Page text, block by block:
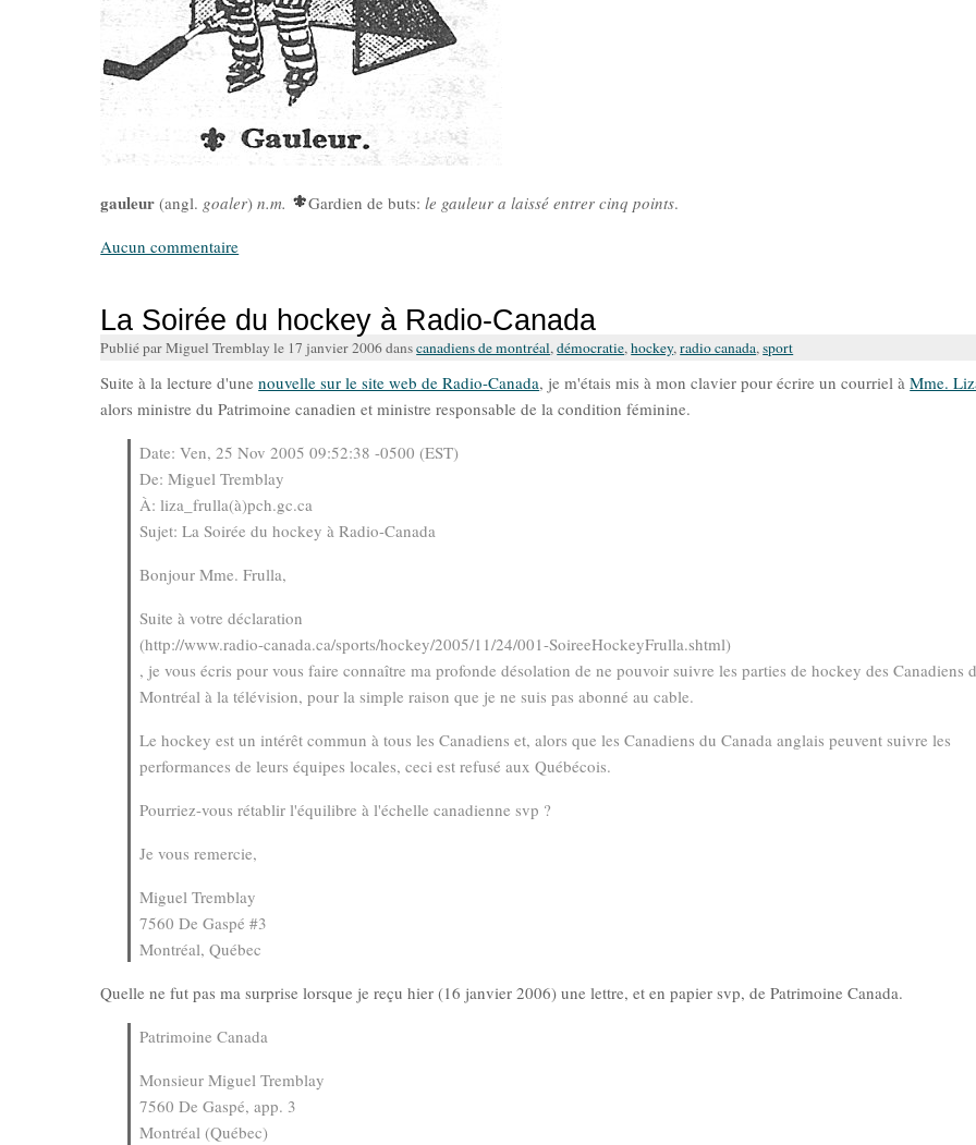
gauleur (angl. goaler)n.m. Gardien de buts:le gauleur a laissé entrer cinq points.
Aucun commentaire
La Soirée du hockey à Radio-Canada
Publié par Miguel Tremblay le 17 janvier 2006 danscanadiens de montréal,démocratie,hockey,radio canada,sport
Suite à la lecture d'unenouvelle sur le site web de Radio-Canada, je m'étais mis à mon clavier pour écrire un courriel àMme.
alors ministre du Patrimoine canadien et ministre responsable de la condition féminine.
Date: Ven, 25 Nov 2005 09:52:38 -0500 (EST)
De: Miguel Tremblay
À: liza_frulla(à)pch.gc.ca
Sujet: La Soirée du hockey à Radio-Canada
Bonjour Mme. Frulla,
Suite à votre déclaration
(http://www.radio-canada.ca/sports/hockey/2005/11/24/001-SoireeHockeyFrulla.shtml)
, je vous écris pour vous faire connaître ma profonde désolation de ne pouvoir suivre les parties de hockey des Canadiens
Montréal à la télévision, pour la simple raison que je ne suis pas abonné au cable.
Le hockey est un intérêt commun à tous les Canadiens et, alors que les Canadiens du Canada anglais peuvent suivre les
performances de leurs équipes locales, ceci est refusé aux Québécois.
Pourriez-vous rétablir l'équilibre à l'échelle canadienne svp ?
Je vous remercie,
Miguel Tremblay
7560 De Gaspé #3
Montréal, Québec
Quelle ne fut pas ma surprise lorsque je reçu hier (16 janvier 2006) une lettre, et en papier svp, de Patrimoine Canada.
Patrimoine Canada
Monsieur Miguel Tremblay
7560 De Gaspé, app. 3
Montréal (Québec)